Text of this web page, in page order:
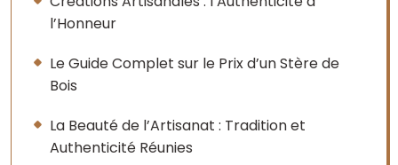
l’Honneur
Le Guide Complet sur le Prix d’un Stère de
Bois
La Beauté de l’Artisanat : Tradition et
Authenticité Réunies